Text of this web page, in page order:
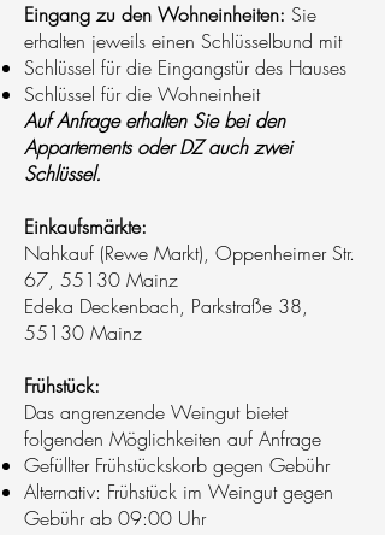
Eingang zu den Wohneinheiten: Sie
erhalten jeweils einen Schlüsselbund mit
Schlüssel für die Eingangstür des Hauses
Schlüssel für die Wohneinheit
Auf Anfrage erhalten Sie bei den
Appartements oder DZ auch zwei
Schlüssel.
Einkaufsmärkte:
Nahkauf (Rewe Markt), Oppenheimer Str.
67, 55130 Mainz
Edeka Deckenbach, Parkstraße 38,
55130 Mainz
Frühstück:
Das angrenzende Weingut bietet
folgenden Möglichkeiten auf Anfrage
Gefüllter Frühstückskorb gegen Gebühr
Alternativ: Frühstück im Weingut gegen
Gebühr ab 09:00 Uhr